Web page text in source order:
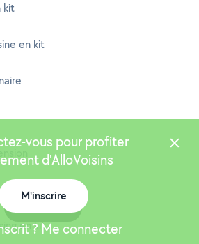
kit
en kit
en kit
vous pour profiter
d'AlloVoisins
M'inscrire
? Me connecter